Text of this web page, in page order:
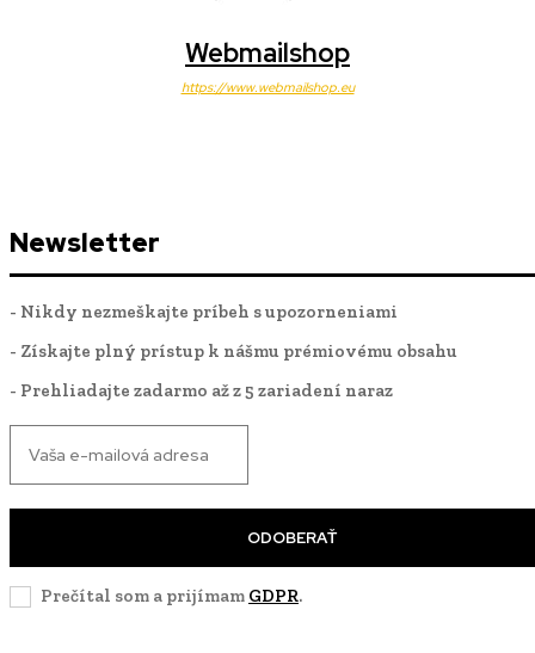
Webmailshop
https://www.webmailshop.eu
Newsletter
- Nikdy nezmeškajte príbeh s upozorneniami
- Získajte plný prístup k nášmu prémiovému obsahu
- Prehliadajte zadarmo až z 5 zariadení naraz
ODOBERAŤ
Prečítal som a prijímam GDPR.